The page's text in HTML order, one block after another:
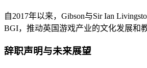
自2017年以来，Gibson与Sir Ian
BGI，推动英国游戏产业的文化发展和
辞职声明与未来展望